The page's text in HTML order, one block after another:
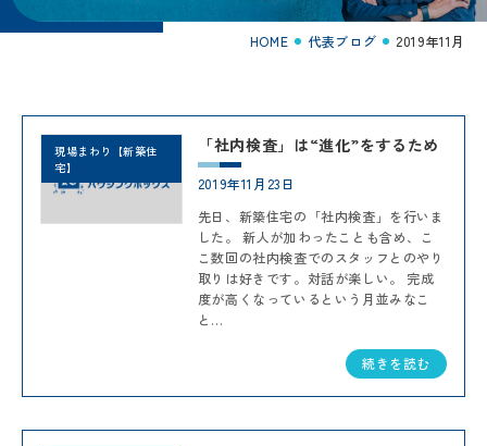
HOME 代表ブログ 2019年11月
現場まわり【新築住
宅】
「社内検査」は“進化”をするため
2019年11月23日
先日、新築住宅の「社内検査」を行いま
した。 新人が加わったことも含め、こ
こ数回の社内検査でのスタッフとのやり
取りは好きです。対話が楽しい。 完成
度が高くなっているという月並みなこ
と...
続きを読む